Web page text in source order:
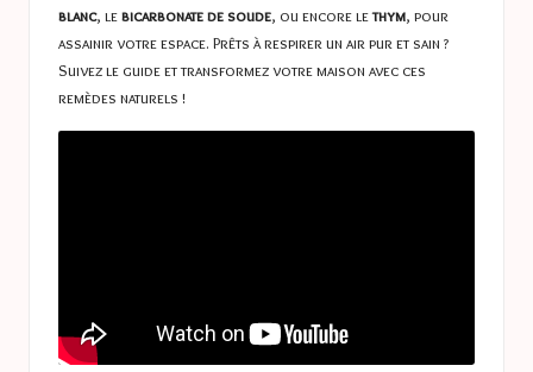
blanc, lebicarbonate de soude, ou encore lethym, pour
assainir votre espace. Prêts à respirer un air pur et sain ?
Suivez le guide et transformez votre maison avec ces
remèdes naturels !